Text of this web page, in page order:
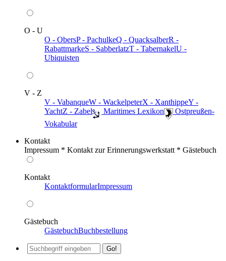
O - U
O - ObersP - PachulkeQ - QuacksalberR -
RabattmarkeS - SabberlatzT - TabernakelU -
Ubiquisten
V - Z
V - VabanqueW - WackelpeterX - XanthippeY -
YachtZ - Zabel ️ Maritimes Lexikon
️ Ostpreußen-
Vokabular
Kontakt
Impressum * Kontakt zur Erinnerungswerkstatt * Gästebuch
Kontakt
KontaktformularImpressum
Gästebuch
GästebuchBuchbestellung